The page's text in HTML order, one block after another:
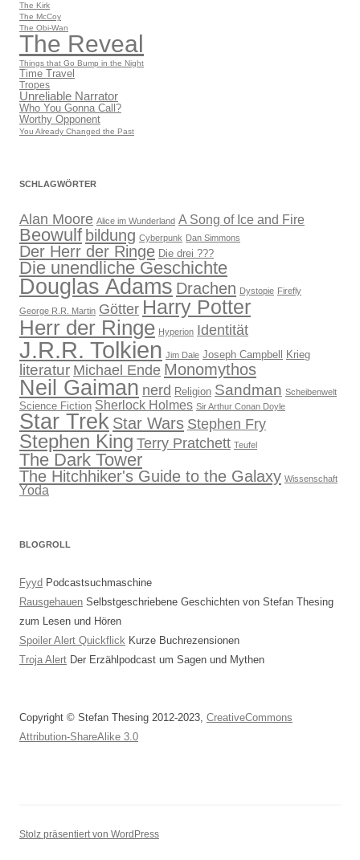
The Kirk
The McCoy
The Obi-Wan
The Reveal
Things that Go Bump in the Night
Time Travel
Tropes
Unreliable Narrator
Who You Gonna Call?
Worthy Opponent
You Already Changed the Past
SCHLAGWÖRTER
Alan Moore Alice im Wunderland A Song of Ice and Fire
Beowulf bildung Cyberpunk Dan Simmons
Der Herr der Ringe Die drei ???
Die unendliche Geschichte
Douglas Adams Drachen Dystopie Firefly
George R.R. Martin Götter Harry Potter
Herr der Ringe Hyperion Identität
J.R.R. Tolkien Jim Dale Joseph Campbell Krieg
literatur Michael Ende Monomythos
Neil Gaiman nerd Religion Sandman Scheibenwelt
Science Fiction Sherlock Holmes Sir Arthur Conan Doyle
Star Trek Star Wars Stephen Fry
Stephen King Terry Pratchett Teufel
The Dark Tower
The Hitchhiker's Guide to the Galaxy Wissenschaft
Yoda
BLOGROLL
Fyyd Podcastsuchmaschine
Rausgehauen Selbstgeschriebene Geschichten von Stefan Thesing
zum Lesen und Hören
Spoiler Alert Quickflick Kurze Buchrezensionen
Troja Alert Der Erzählpodcast um Sagen und Mythen
Copyright © Stefan Thesing 2012-2023, CreativeCommons
Attribution-ShareAlike 3.0
Stolz präsentiert von WordPress